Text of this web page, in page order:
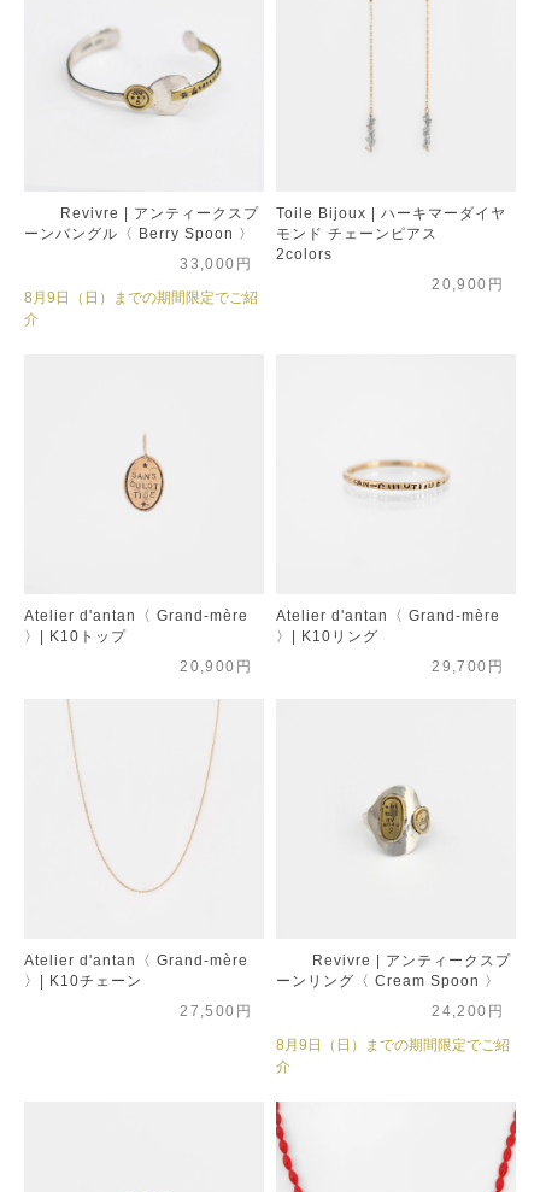
Revivre | アンティークスプ
ーンバングル〈 Berry Spoon 〉
33,000円
8月9日（日）までの期間限定でご紹
介
Toile Bijoux | ハーキマーダイヤ
モンド チェーンピアス
2colors
20,900円
Atelier d'antan〈 Grand-mère
〉| K10トップ
20,900円
Atelier d'antan〈 Grand-mère
〉| K10リング
29,700円
Atelier d'antan〈 Grand-mère
〉| K10チェーン
27,500円
Revivre | アンティークスプ
ーンリング〈 Cream Spoon 〉
24,200円
8月9日（日）までの期間限定でご紹
介